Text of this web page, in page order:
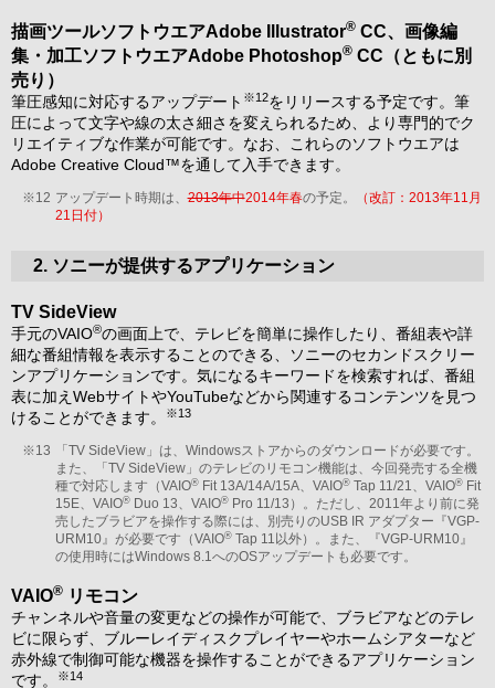
描画ツールソフトウエアAdobe Illustrator® CC、画像編
集・加工ソフトウエアAdobe Photoshop® CC（ともに別
売り）
筆圧感知に対応するアップデート ※12をリリースする予定です。筆
圧によって文字や線の太さ細さを変えられるため、より専門的でク
リエイティブな作業が可能です。なお、これらのソフトウエアは
Adobe Creative Cloud™を通して入手できます。
※12 アップデート時期は、2013年中2014年春の予定。
（改訂：2013年11月
21日付）
2. ソニーが提供するアプリケーション
TV SideView
手元のVAIO®の画面上で、テレビを簡単に操作したり、番組表や詳
細な番組情報を表示することのできる、ソニーのセカンドスクリー
ンアプリケーションです。気になるキーワードを検索すれば、番組
表に加えWebサイトやYouTubeなどから関連するコンテンツを見つ
けることができます。
※13
※13
「TV SideView」は、Windowsストアからのダウンロードが必要です。
また、「TV SideView」のテレビのリモコン機能は、今回発売する全機
種で対応します（VAIO®Fit 13A/14A/15A、VAIO®Tap 11/21、VAIO®Fit
15E、VAIO®Duo 13、VAIO®Pro 11/13）。ただし、2011年より前に発
売したブラビアを操作する際には、別売りのUSB IR アダプター『VGP-
URM10』が必要です（VAIO®Tap 11以外）。また、『VGP-URM10』
の使用時にはWindows 8.1へのOSアップデートも必要です。
VAIO® リモコン
チャンネルや音量の変更などの操作が可能で、ブラビアなどのテレ
ビに限らず、ブルーレイディスクプレイヤーやホームシアターなど
赤外線で制御可能な機器を操作することができるアプリケーション
です。
※14